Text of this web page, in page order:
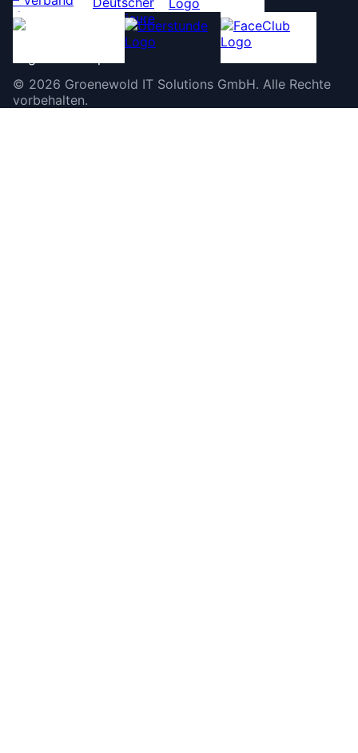
© 2026 Groenewold IT Solutions GmbH. Alle Rechte
vorbehalten.